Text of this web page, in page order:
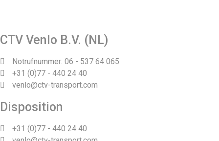
CTV Venlo B.V. (NL)
Notrufnummer: 06 - 537 64 065
+31 (0)77 - 440 24 40
venlo@ctv-transport.com
Disposition
+31 (0)77 - 440 24 40